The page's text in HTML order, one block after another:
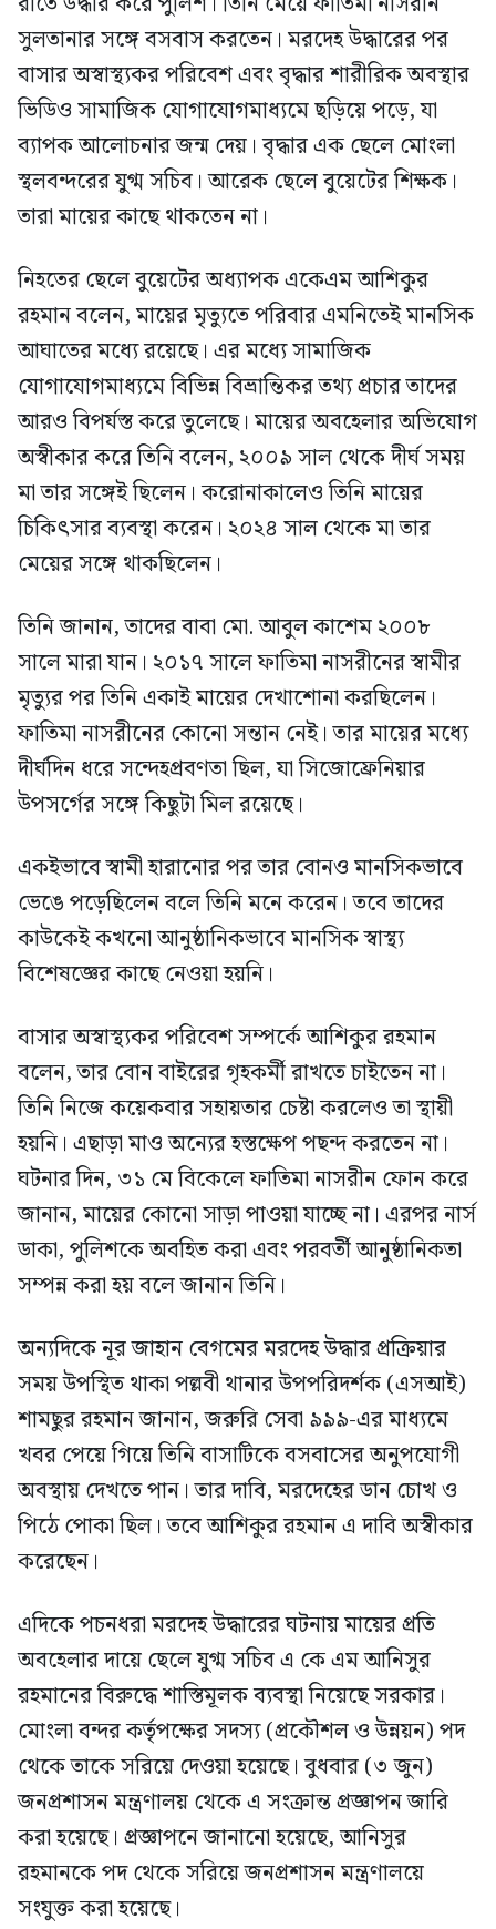
সুলতানার সঙ্গে বসবাস করতেন। মরদেহ উদ্ধারের পর
বাসার অস্বাস্থ্যকর পরিবেশ এবং বৃদ্ধার শারীরিক অবস্থার
ভিডিও সামাজিক যোগাযোগমাধ্যমে ছড়িয়ে পড়ে, যা
ব্যাপক আলোচনার জন্ম দেয়। বৃদ্ধার এক ছেলে মোংলা
স্থলবন্দরের যুগ্ম সচিব। আরেক ছেলে বুয়েটের শিক্ষক।
তারা মায়ের কাছে থাকতেন না।
নিহতের ছেলে বুয়েটের অধ্যাপক একেএম আশিকুর
রহমান বলেন, মায়ের মৃত্যুতে পরিবার এমনিতেই মানসিক
আঘাতের মধ্যে রয়েছে। এর মধ্যে সামাজিক
যোগাযোগমাধ্যমে বিভিন্ন বিভ্রান্তিকর তথ্য প্রচার তাদের
আরও বিপর্যস্ত করে তুলেছে। মায়ের অবহেলার অভিযোগ
অস্বীকার করে তিনি বলেন, ২০০৯ সাল থেকে দীর্ঘ সময়
মা তার সঙ্গেই ছিলেন। করোনাকালেও তিনি মায়ের
চিকিৎসার ব্যবস্থা করেন। ২০২৪ সাল থেকে মা তার
মেয়ের সঙ্গে থাকছিলেন।
তিনি জানান, তাদের বাবা মো. আবুল কাশেম ২০০৮
সালে মারা যান। ২০১৭ সালে ফাতিমা নাসরীনের স্বামীর
মৃত্যুর পর তিনি একাই মায়ের দেখাশোনা করছিলেন।
ফাতিমা নাসরীনের কোনো সন্তান নেই। তার মায়ের মধ্যে
দীর্ঘদিন ধরে সন্দেহপ্রবণতা ছিল, যা সিজোফ্রেনিয়ার
উপসর্গের সঙ্গে কিছুটা মিল রয়েছে।
একইভাবে স্বামী হারানোর পর তার বোনও মানসিকভাবে
ভেঙে পড়েছিলেন বলে তিনি মনে করেন। তবে তাদের
কাউকেই কখনো আনুষ্ঠানিকভাবে মানসিক স্বাস্থ্য
বিশেষজ্ঞের কাছে নেওয়া হয়নি।
বাসার অস্বাস্থ্যকর পরিবেশ সম্পর্কে আশিকুর রহমান
বলেন, তার বোন বাইরের গৃহকর্মী রাখতে চাইতেন না।
তিনি নিজে কয়েকবার সহায়তার চেষ্টা করলেও তা স্থায়ী
হয়নি। এছাড়া মাও অন্যের হস্তক্ষেপ পছন্দ করতেন না।
ঘটনার দিন, ৩১ মে বিকেলে ফাতিমা নাসরীন ফোন করে
জানান, মায়ের কোনো সাড়া পাওয়া যাচ্ছে না। এরপর নার্স
ডাকা, পুলিশকে অবহিত করা এবং পরবর্তী আনুষ্ঠানিকতা
সম্পন্ন করা হয় বলে জানান তিনি।
অন্যদিকে নূর জাহান বেগমের মরদেহ উদ্ধার প্রক্রিয়ার
সময় উপস্থিত থাকা পল্লবী থানার উপপরিদর্শক (এসআই)
শামছুর রহমান জানান, জরুরি সেবা ৯৯৯-এর মাধ্যমে
খবর পেয়ে গিয়ে তিনি বাসাটিকে বসবাসের অনুপযোগী
অবস্থায় দেখতে পান। তার দাবি, মরদেহের ডান চোখ ও
পিঠে পোকা ছিল। তবে আশিকুর রহমান এ দাবি অস্বীকার
করেছেন।
এদিকে পচনধরা মরদেহ উদ্ধারের ঘটনায় মায়ের প্রতি
অবহেলার দায়ে ছেলে যুগ্ম সচিব এ কে এম আনিসুর
রহমানের বিরুদ্ধে শাস্তিমূলক ব্যবস্থা নিয়েছে সরকার।
মোংলা বন্দর কর্তৃপক্ষের সদস্য (প্রকৌশল ও উন্নয়ন) পদ
থেকে তাকে সরিয়ে দেওয়া হয়েছে। বুধবার (৩ জুন)
জনপ্রশাসন মন্ত্রণালয় থেকে এ সংক্রান্ত প্রজ্ঞাপন জারি
করা হয়েছে। প্রজ্ঞাপনে জানানো হয়েছে, আনিসুর
রহমানকে পদ থেকে সরিয়ে জনপ্রশাসন মন্ত্রণালয়ে
সংযুক্ত করা হয়েছে।